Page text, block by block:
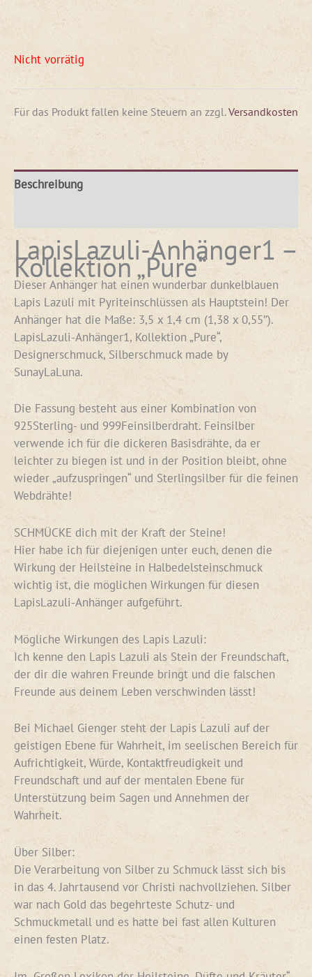
Nicht vorrätig
Für das Produkt fallen keine Steuern an zzgl.Versandkosten
Beschreibung
LapisLazuli-Anhänger1 –
Kollektion „Pure“
Dieser Anhänger hat einen wunderbar dunkelblauen
Lapis Lazuli mit Pyriteinschlüssen als Hauptstein! Der
Anhänger hat die Maße: 3,5 x 1,4 cm (1,38 x 0,55″).
LapisLazuli-Anhänger1, Kollektion „Pure“,
Designerschmuck, Silberschmuck made by
SunayLaLuna.
Die Fassung besteht aus einer Kombination von
925Sterling- und 999Feinsilberdraht. Feinsilber
verwende ich für die dickeren Basisdrähte, da er
leichter zu biegen ist und in der Position bleibt, ohne
wieder „aufzuspringen“ und Sterlingsilber für die feinen
Webdrähte!
SCHMÜCKE dich mit der Kraft der Steine!
Hier habe ich für diejenigen unter euch, denen die
Wirkung der Heilsteine in Halbedelsteinschmuck
wichtig ist, die möglichen Wirkungen für diesen
LapisLazuli-Anhänger aufgeführt.
Mögliche Wirkungen des Lapis Lazuli:
Ich kenne den Lapis Lazuli als Stein der Freundschaft,
der dir die wahren Freunde bringt und die falschen
Freunde aus deinem Leben verschwinden lässt!
Bei Michael Gienger steht der Lapis Lazuli auf der
geistigen Ebene für Wahrheit, im seelischen Bereich für
Aufrichtigkeit, Würde, Kontaktfreudigkeit und
Freundschaft und auf der mentalen Ebene für
Unterstützung beim Sagen und Annehmen der
Wahrheit.
Über Silber:
Die Verarbeitung von Silber zu Schmuck lässt sich bis
in das 4. Jahrtausend vor Christi nachvollziehen. Silber
war nach Gold das begehrteste Schutz- und
Schmuckmetall und es hatte bei fast allen Kulturen
einen festen Platz.